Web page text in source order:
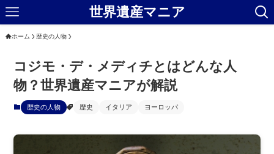
世界遺産マニア
ホーム 歴史の人物
コジモ・デ・メディチとはどんな人
物？世界遺産マニアが解説
歴史の人物 歴史 イタリア ヨーロッパ